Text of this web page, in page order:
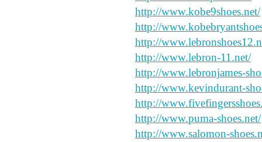
http://www.kobe9shoes.net/
http://
http://
http://www.lebron-11.net/
http://www.lebronjames-
http://www.kevindurant-
http://
http://www.puma-shoes.net/
http://www.salomon-